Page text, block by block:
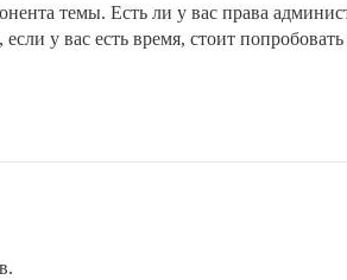
темы. Есть ли у вас права
у вас есть время, стоит попробовать